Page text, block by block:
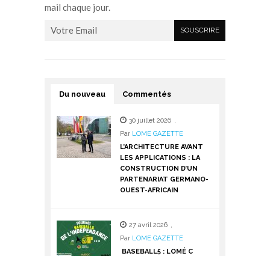
mail chaque jour.
Du nouveau Commentés
30 juillet 2026 ,
Par LOME GAZETTE
L’ARCHITECTURE AVANT
LES APPLICATIONS : LA
CONSTRUCTION D’UN
PARTENARIAT GERMANO-
OUEST-AFRICAIN
27 avril 2026 ,
Par LOME GAZETTE
BASEBALL5 : LOMÉ C